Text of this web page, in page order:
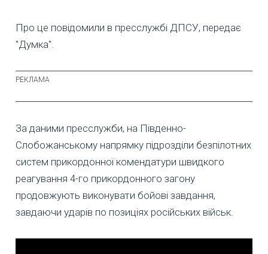
Про це повідомили в пресслужбі ДПСУ, передає
"Думка".
За даними пресслужби, на Південно-
Слобожанському напрямку підрозділи безпілотних
систем прикордонної комендатури швидкого
реагування 4-го прикордонного загону
продовжують виконувати бойові завдання,
завдаючи ударів по позиціях російських військ.